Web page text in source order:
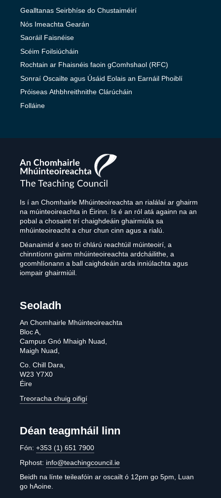
Gealltanas Seirbhíse do Chustaiméirí
Nós Imeachta Gearán
Saoráil Faisnéise
Scéim Foilsiúcháin
Rochtain ar Fhaisnéis faoin gComhshaol (RFC)
Sonraí Oscailte agus Úsáid Eolais an Earnáil Phoiblí
Próiseas Athbhreithnithe Clárúcháin
Folláine
The
Teaching
Council
Is í an Chomhairle Mhúinteoireachta an rialálaí ar ghairm
na múinteoireachta in Éirinn. Is é an ról atá againn na an
pobal a chosaint trí chaighdeáin ghairmiúla sa
mhúinteoireacht a chur chun cinn agus a rialú.
Déanaimid é seo trí chlárú reachtúil múinteoirí, a
chinntíonn gairm mhúinteoireachta ardcháilithe, a
gcomhlíonann a ball caighdeáin arda inniúlachta agus
iompair ghairmiúil.
Seoladh
An Chomhairle Mhúinteoireachta
Bloc A,
Campus Gnó Mhaigh Nuad,
Maigh Nuad,
Co. Chill Dara,
W23 Y7X0
Éire
Treoracha chuig oifigí
Déan teagmháil linn
Fón: +353 (1) 651 7900
Rphost: info@teachingcouncil.ie
Beidh na línte teileafóin ar oscailt ó 12pm go 5pm, Luan
go hAoine.